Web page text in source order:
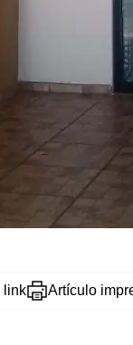
link Artículo